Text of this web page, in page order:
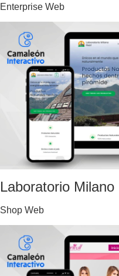
Enterprise Web
Laboratorio Milano
Shop Web